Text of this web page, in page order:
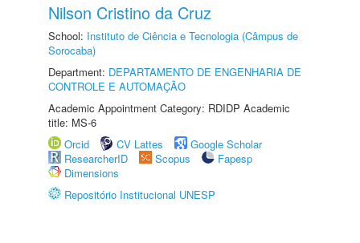
Nilson Cristino da Cruz
School: Instituto de Ciência e Tecnologia (Câmpus de
Sorocaba)
Department: DEPARTAMENTO DE ENGENHARIA DE
CONTROLE E AUTOMAÇÃO
Academic Appointment Category: RDIDP Academic
title: MS-6
Orcid
CV Lattes
Google Scholar
ResearcherID
Scopus
Fapesp
Dimensions
Repositório Institucional UNESP